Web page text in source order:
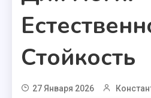
Стойкость
27 Января 2026